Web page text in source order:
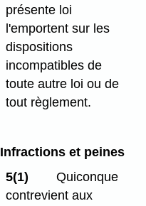
présente loi
l'emportent sur les
dispositions
incompatibles de
toute autre loi ou de
tout règlement.
Infractions et peines
5(1)
Quiconque
contrevient aux